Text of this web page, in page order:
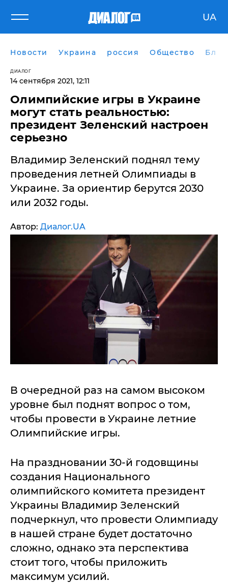
UA
Новости Украина россия Общество
ДИАЛОГ
14 сентября 2021, 12:11
Олимпийские игры в Украине
могут стать реальностью:
президент Зеленский настроен
серьезно
Владимир Зеленский поднял тему
проведения летней Олимпиады в
Украине. За ориентир берутся 2030
или 2032 годы.
Автор: Диалог.UA
В очередной раз на самом высоком
уровне был поднят вопрос о том,
чтобы провести в Украине летние
Олимпийские игры.
На праздновании 30-й годовщины
создания Национального
олимпийского комитета президент
Украины Владимир Зеленский
подчеркнул, что провести Олимпиаду
в нашей стране будет достаточно
сложно, однако эта перспектива
стоит того, чтобы приложить
максимум усилий.